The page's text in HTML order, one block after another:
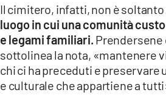
Il cimitero, infatti, non è soltanto
luogo in cui una comunità
e legami familiari. Prendersene
sottolinea la nota, «mantenere
chi ci ha preceduti e preservare
e culturale che appartiene a